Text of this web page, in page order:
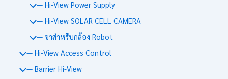
— Hi-View Power Supply
— Hi-View SOLAR CELL CAMERA
— ขาสำหรับกล้อง Robot
— Hi-View Access Control
— Barrier Hi-View